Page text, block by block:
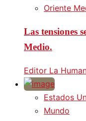
Oriente
Las tensiones
Medio.
Editor La
Estados
Mundo